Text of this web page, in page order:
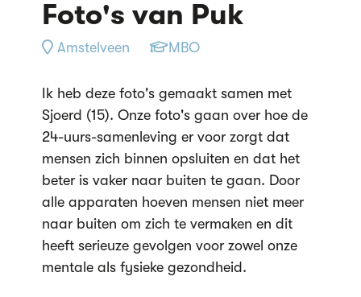
Foto's van Puk
Amstelveen MBO
Ik heb deze foto's gemaakt samen met
Sjoerd (15). Onze foto's gaan over hoe de
24-uurs-samenleving er voor zorgt dat
mensen zich binnen opsluiten en dat het
beter is vaker naar buiten te gaan. Door
alle apparaten hoeven mensen niet meer
naar buiten om zich te vermaken en dit
heeft serieuze gevolgen voor zowel onze
mentale als fysieke gezondheid.